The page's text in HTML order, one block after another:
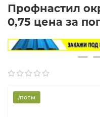
Профнастил
0,75 цена за
/пог.м